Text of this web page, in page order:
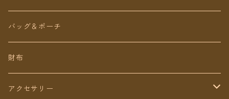
ロング丈
ミディアム丈
ショート丈
ワンピース
パンツ
スカート
バッグ＆ポーチ
財布
アクセサリー